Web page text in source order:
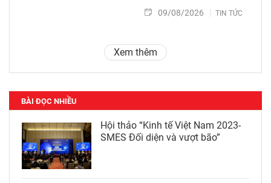
09/08/2026 TIN TỨC
Xem thêm
BÀI ĐỌC NHIỀU
Hội thảo “Kinh tế Việt Nam 2023-
SMES Đối diện và vượt bão”